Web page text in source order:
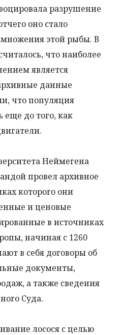
разрушение
оно стало
этой рыбы. В
что наиболее
является
данные
что популяция
еще до того, как
Неймегена
провел архивное
которого они
и ценовые
в источниках
начиная с 1260
в себя договоры об
документы,
а также сведения
Суда.
лосося с целью